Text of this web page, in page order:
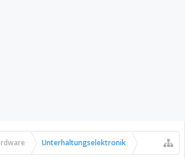
Unterhaltungselektronik